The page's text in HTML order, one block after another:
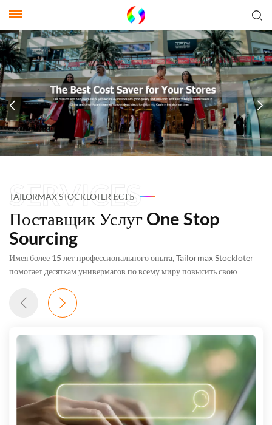
TAILORMAX STOCKLOTER ЕСТЬ
Поставщик Услуг One Stop
Sourcing
Имея более 15 лет профессионального опыта, Tailormax Stockloter
помогает десяткам универмагов по всему миру повысить свою